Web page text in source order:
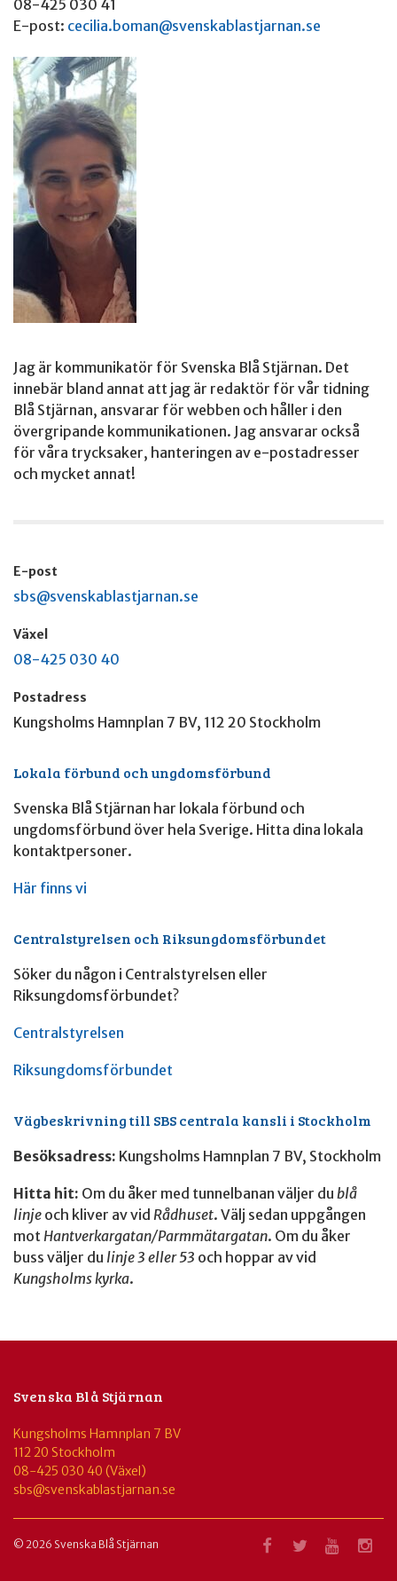
08-425 030 41
E-post: cecilia.boman@svenskablastjarnan.se
Jag är kommunikatör för Svenska Blå Stjärnan. Det
innebär bland annat att jag är redaktör för vår tidning
Blå Stjärnan, ansvarar för webben och håller i den
övergripande kommunikationen. Jag ansvarar också
för våra trycksaker, hanteringen av e-postadresser
och mycket annat!
E-post
sbs@svenskablastjarnan.se
Växel
08-425 030 40
Postadress
Kungsholms Hamnplan 7 BV, 112 20 Stockholm
Lokala förbund och ungdomsförbund
Svenska Blå Stjärnan har lokala förbund och
ungdomsförbund över hela Sverige. Hitta dina lokala
kontaktpersoner.
Här finns vi
Centralstyrelsen och Riksungdomsförbundet
Söker du någon i Centralstyrelsen eller
Riksungdomsförbundet?
Centralstyrelsen
Riksungdomsförbundet
Vägbeskrivning till SBS centrala kansli i Stockholm
Besöksadress: Kungsholms Hamnplan 7 BV, Stockholm
Hitta hit: Om du åker med tunnelbanan väljer du blå
linje och kliver av vid Rådhuset. Välj sedan uppgången
mot Hantverkargatan/Parmmätargatan. Om du åker
buss väljer du linje 3 eller 53 och hoppar av vid
Kungsholms kyrka.
Svenska Blå Stjärnan
Kungsholms Hamnplan 7 BV
112 20 Stockholm
08-425 030 40 (Växel)
sbs@svenskablastjarnan.se
© 2026 Svenska Blå Stjärnan